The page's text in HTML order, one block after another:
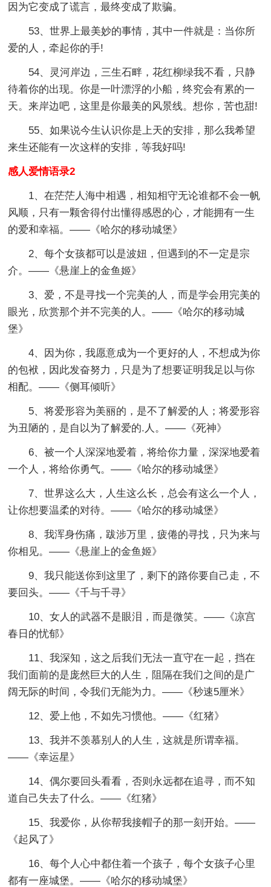
因为它变成了谎言，最终变成了欺骗。
53、世界上最美妙的事情，其中一件就是：当你所
爱的人，牵起你的手!
54、灵河岸边，三生石畔，花红柳绿我不看，只静
待着你的出现。你是一叶漂浮的小船，终究会有累的一
天。来岸边吧，这里是你最美的风景线。想你，苦也甜!
55、如果说今生认识你是上天的安排，那么我希望
来生还能有一次这样的安排，等我好吗!
感人爱情语录2
1、在茫茫人海中相遇，相知相守无论谁都不会一帆
风顺，只有一颗舍得付出懂得感恩的心，才能拥有一生
的爱和幸福。——《哈尔的移动城堡》
2、每个女孩都可以是波妞，但遇到的不一定是宗
介。——《悬崖上的金鱼姬》
3、爱，不是寻找一个完美的人，而是学会用完美的
眼光，欣赏那个并不完美的人。——《哈尔的移动城
堡》
4、因为你，我愿意成为一个更好的人，不想成为你
的包袱，因此发奋努力，只是为了想要证明我足以与你
相配。——《侧耳倾听》
5、将爱形容为美丽的，是不了解爱的人；将爱形容
为丑陋的，是自以为了解爱的.人。——《死神》
6、被一个人深深地爱着，将给你力量，深深地爱着
一个人，将给你勇气。——《哈尔的移动城堡》
7、世界这么大，人生这么长，总会有这么一个人，
让你想要温柔的对待。——《哈尔的移动城堡》
8、我浑身伤痛，跋涉万里，疲倦的寻找，只为来与
你相见。——《悬崖上的金鱼姬》
9、我只能送你到这里了，剩下的路你要自己走，不
要回头。——《千与千寻》
10、女人的武器不是眼泪，而是微笑。——《凉宫
春日的忧郁》
11、我深知，这之后我们无法一直守在一起，挡在
我们面前的是庞然巨大的人生，阻隔在我们之间的是广
阔无际的时间，令我们无能为力。——《秒速5厘米》
12、爱上他，不如先习惯他。——《红猪》
13、我并不羡慕别人的人生，这就是所谓幸福。
——《幸运星》
14、偶尔要回头看看，否则永远都在追寻，而不知
道自己失去了什么。——《红猪》
15、我爱你，从你帮我接帽子的那一刻开始。——
《起风了》
16、每个人心中都住着一个孩子，每个女孩子心里
都有一座城堡。——《哈尔的移动城堡》